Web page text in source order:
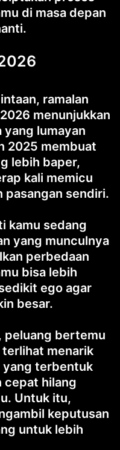
di masa depan
ramalan
menunjukkan
yang lumayan
2025 membuat
lebih baper,
kali memicu
pasangan sendiri.
kamu sedang
yang munculnya
perbedaan
bisa lebih
ego agar
besar.
peluang bertemu
menarik
yang terbentuk
cepat hilang
Untuk itu,
keputusan
untuk lebih